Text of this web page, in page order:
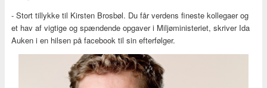
- Stort tillykke til Kirsten Brosbøl. Du får verdens fineste kollegaer og
et hav af vigtige og spændende opgaver i Miljøministeriet, skriver Ida
Auken i en hilsen på facebook til sin efterfølger.